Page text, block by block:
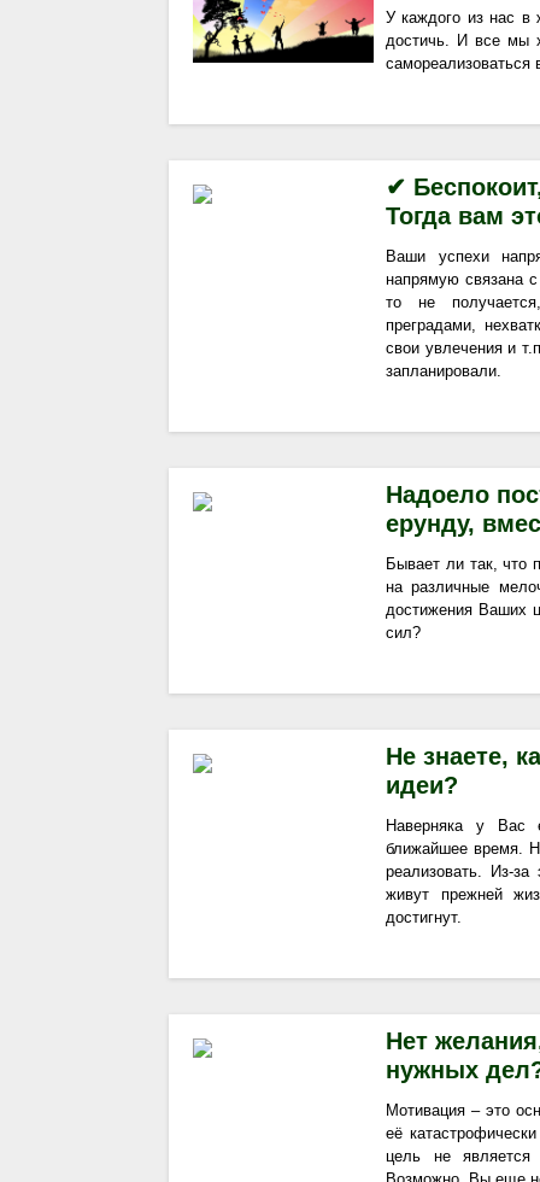
У каждого из нас в
достичь. И все мы
самореализоваться
✔
Тогда вам
Ваши успехи
напрямую связана
то не
преградами,
свои увлечения и
запланировали.
Надоело
ерунду,
Бывает ли так, что
на различные
достижения Ваших
сил?
Не знаете,
идеи?
Наверняка у Вас
ближайшее время.
реализовать. Из-
живут прежней
достигнут.
Нет
нужных
Мотивация – это
её
цель не